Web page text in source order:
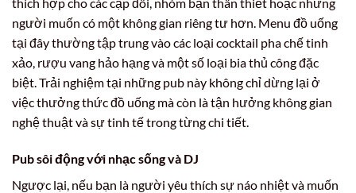
người muốn có một không gian riêng tư hơn. Menu đồ uống
tại đây thường tập trung vào các loại cocktail pha chế tinh
xảo, rượu vang hảo hạng và một số loại bia thủ công đặc
biệt. Trải nghiệm tại những pub này không chỉ dừng lại ở
việc thưởng thức đồ uống mà còn là tận hưởng không gian
nghệ thuật và sự tinh tế trong từng chi tiết.
Pub sôi động với nhạc sống và DJ
Ngược lại, nếu bạn là người yêu thích sự náo nhiệt và muốn